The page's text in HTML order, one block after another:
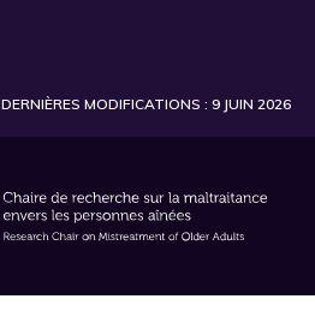
DERNIÈRES MODIFICATIONS : 9 JUIN 2026